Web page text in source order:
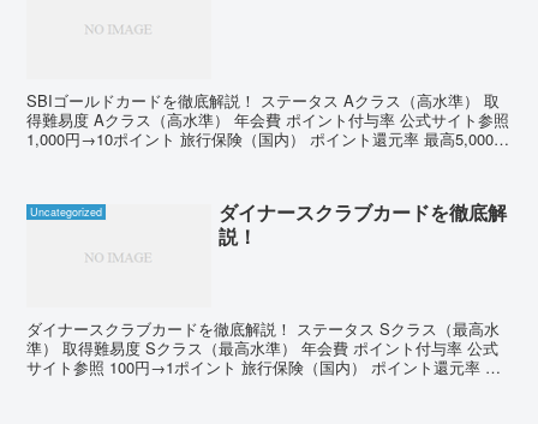
SBIゴールドカードを徹底解説！ ステータス Aクラス（高水準） 取
得難易度 Aクラス（高水準） 年会費 ポイント付与率 公式サイト参照
1,000円→10ポイント 旅行保険（国内） ポイント還元率 最高5,000万
Uncategorized
ダイナースクラブカードを徹底解
説！
ダイナースクラブカードを徹底解説！ ステータス Sクラス（最高水
準） 取得難易度 Sクラス（最高水準） 年会費 ポイント付与率 公式
サイト参照 100円→1ポイント 旅行保険（国内） ポイント還元率 最